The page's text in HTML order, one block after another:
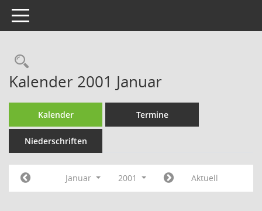
Toggle navigation
Rechercheauswahl
Kalender 2001 Januar
Kalender Termine
Niederschriften
Januar 2001 Aktuell